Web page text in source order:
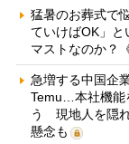
猛暑のお葬式で
ていけばOK」と
マストなのか？
急増する中国企
Temu…本社機能
う 現地人を隠
懸念も